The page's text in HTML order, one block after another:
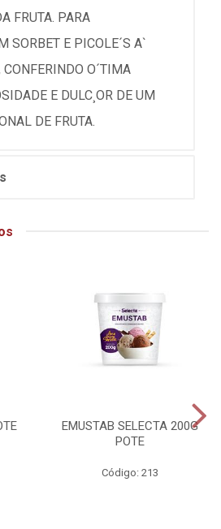
FRUTA. PARA
SORBET E PICOLE´S A`
CONFERINDO O´TIMA
E DULC¸OR DE UM
DE FRUTA.
EMUSTAB SELECTA 200G
POTE
Código: 213